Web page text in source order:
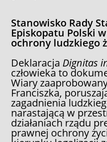
Stanowisko Rady
Episkopatu Polski
ochrony ludzkiego
Deklaracja Dignitas
człowieka to
Wiary
Franciszka,
zagadnienia
narastającą w
działaniach rządu
prawnej ochrony